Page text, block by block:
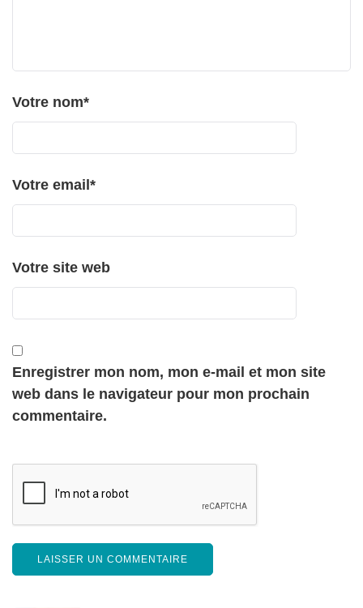
Votre nom*
Votre email*
Votre site web
Enregistrer mon nom, mon e-mail et mon site
web dans le navigateur pour mon prochain
commentaire.